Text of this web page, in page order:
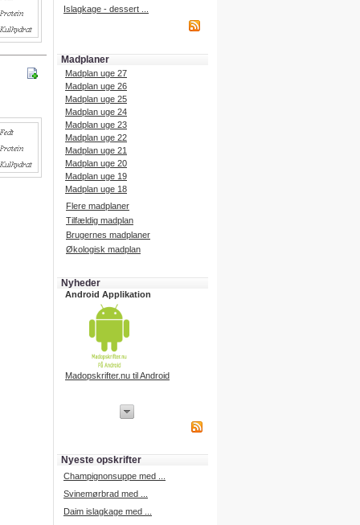
Islagkage - dessert ...
Madplaner
Madplan uge 27
Madplan uge 26
Madplan uge 25
Madplan uge 24
Madplan uge 23
Madplan uge 22
Madplan uge 21
Madplan uge 20
Madplan uge 19
Madplan uge 18
Flere madplaner
Tilfældig madplan
Brugernes madplaner
Økologisk madplan
Nyheder
Android Applikation
Madopskrifter.nu til Android
iPhone udvikling
Nyeste opskrifter
Champignonsuppe med ...
Svinemørbrad med ...
Daim islagkage med ...